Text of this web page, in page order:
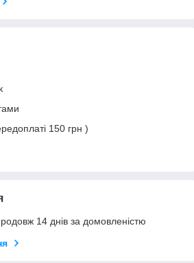
150 грн )
14 днів за домовленістю